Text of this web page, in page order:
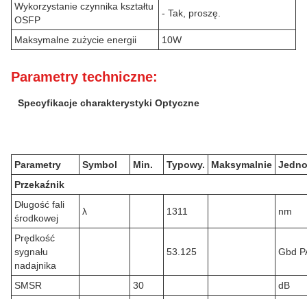
Wykorzystanie czynnika kształtu
OSFP
- Tak, proszę.
Maksymalne zużycie energii 10W
Parametry techniczne:
Specyfikacje charakterystyki Optyczne
Parametry Symbol Min. Typowy. Maksymalnie
Przekaźnik
Długość fali
środkowej
λ 1311 nm
Prędkość
sygnału
nadajnika
53.125 Gbd
SMSR 30
dB